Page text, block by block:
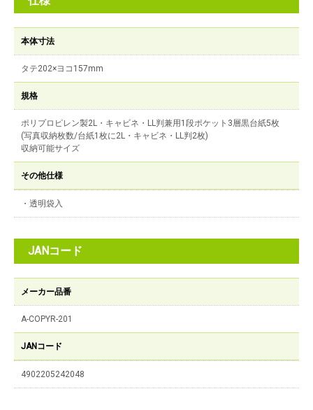
本体寸法
タテ202×ヨコ157mm
規格
ポリプロピレン製2L・キャビネ・LL判兼用1段ポケット3層黒台紙5枚
(写真収納枚数/台紙1枚に2L・キャビネ・LL判2枚)
収納可能サイズ
その他仕様
・透明袋入
JANコード
メーカー品番
A-COPYR-201
JANコード
4902205242048